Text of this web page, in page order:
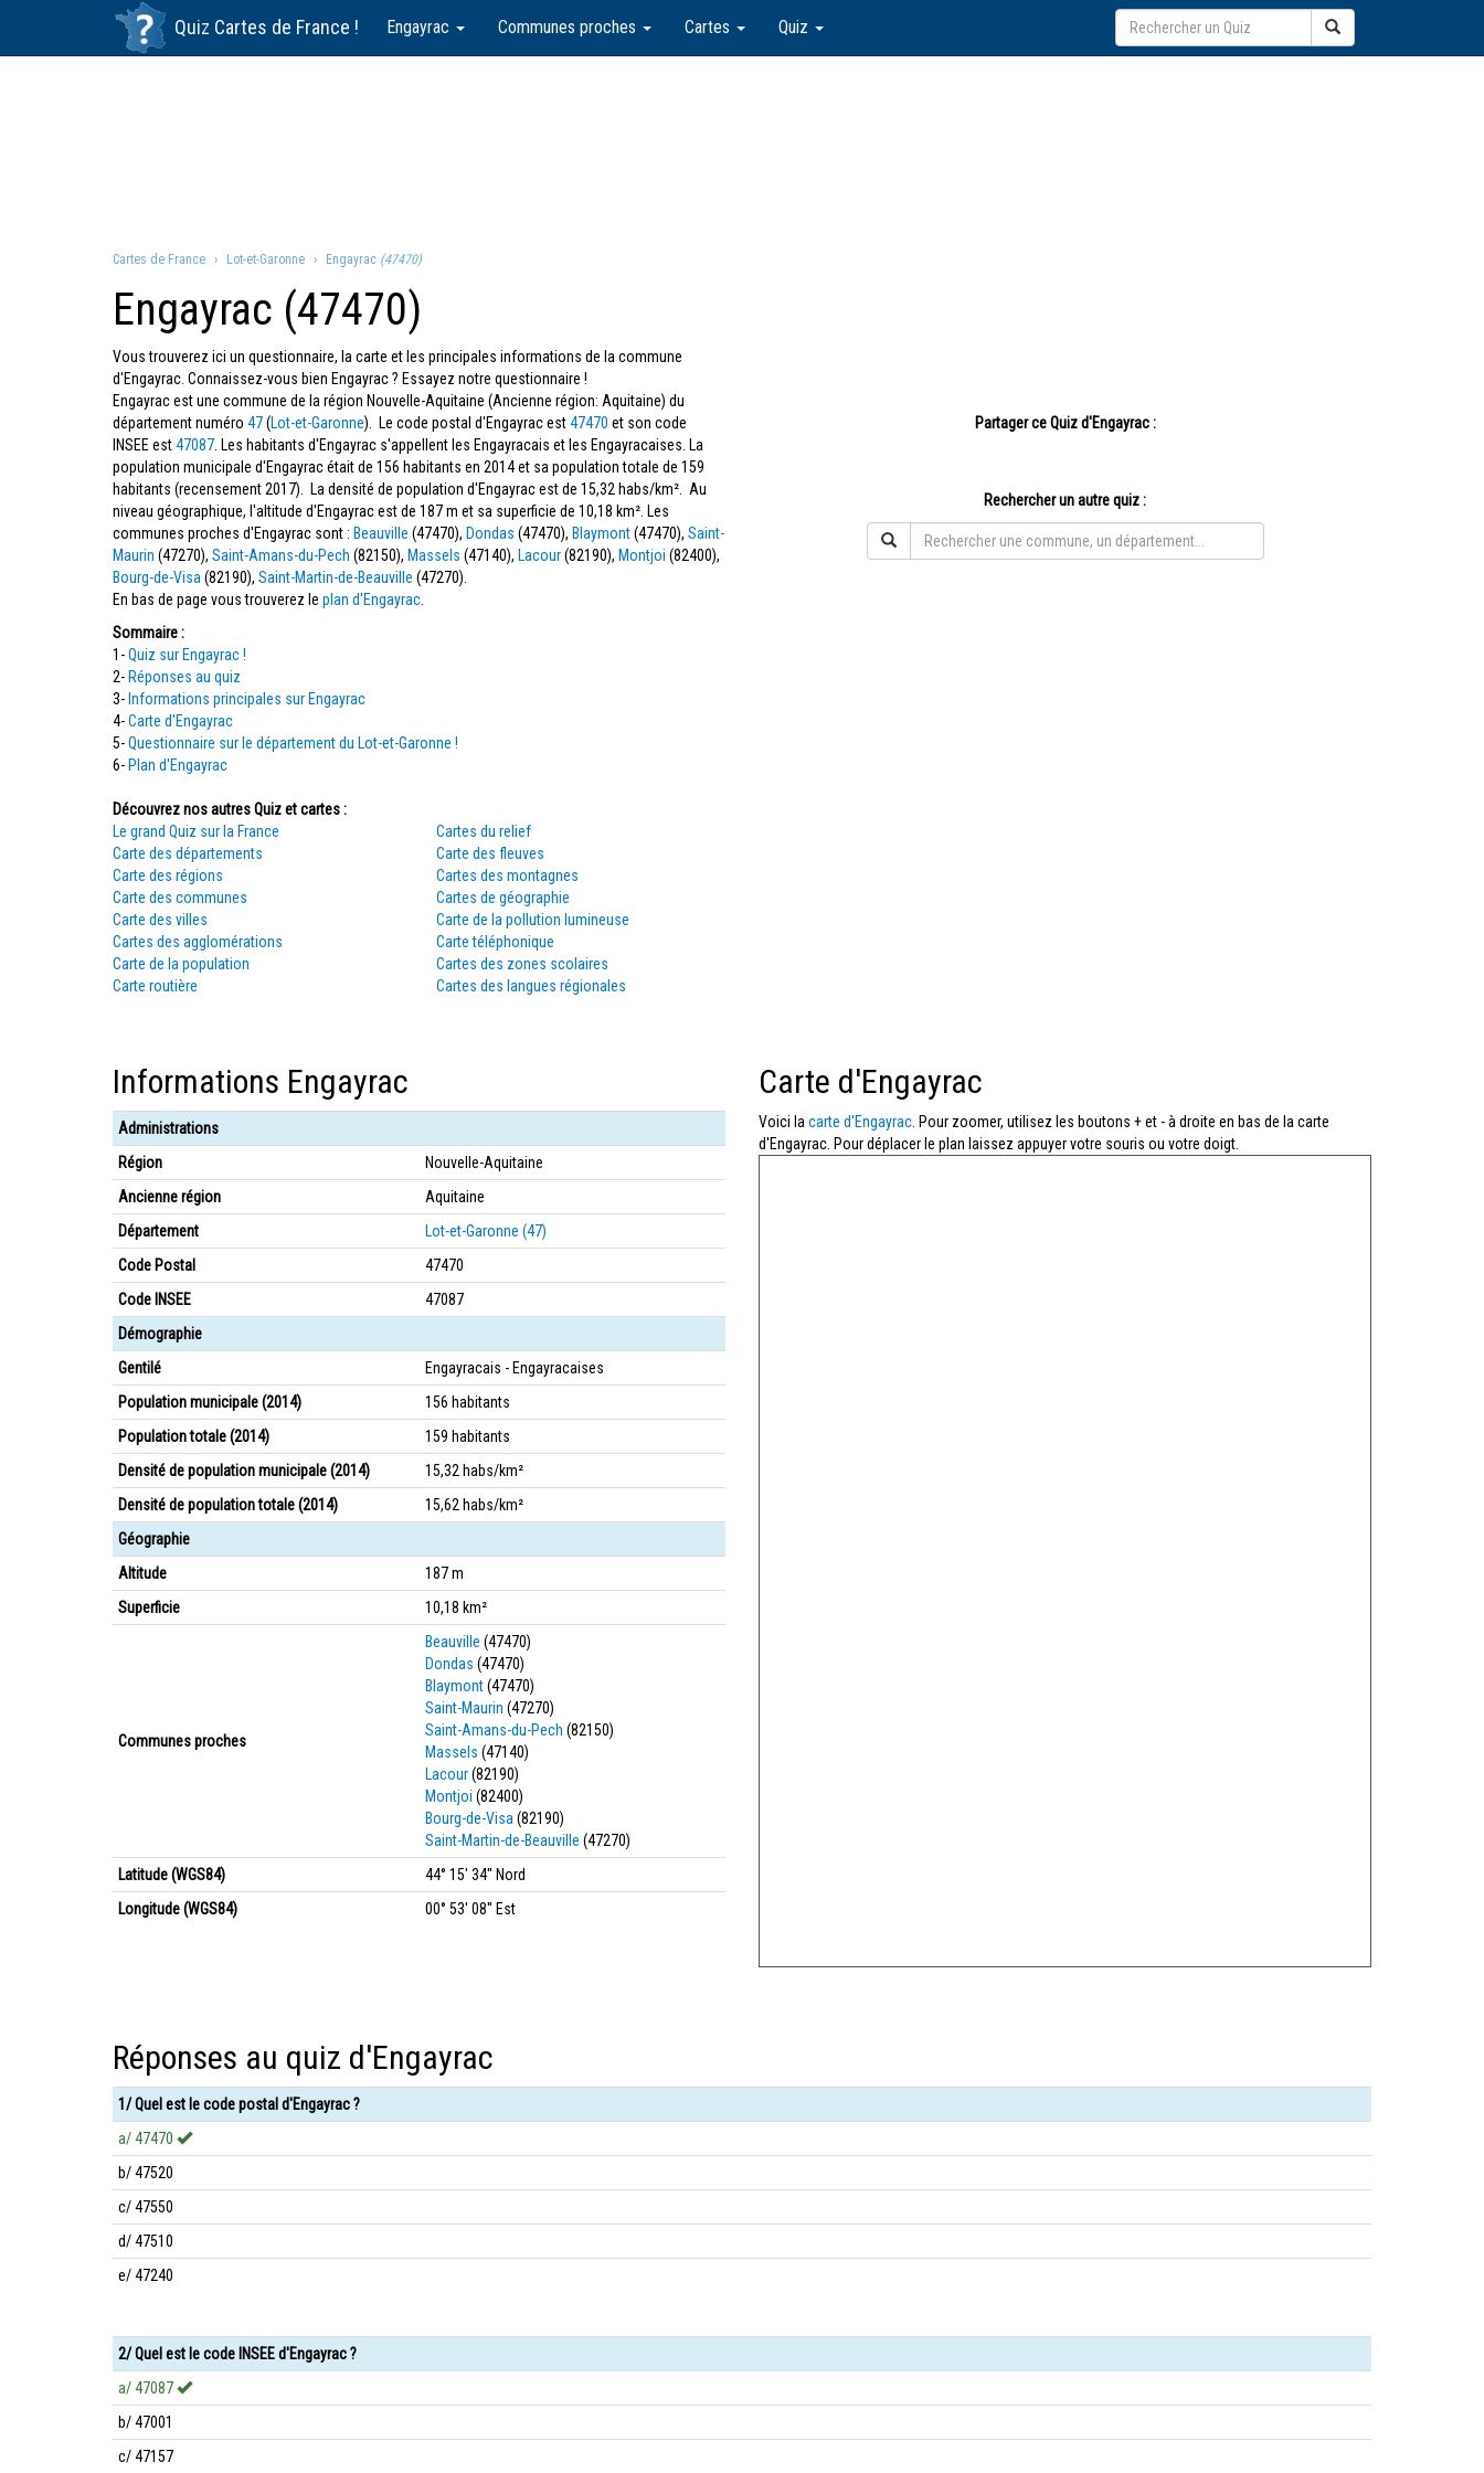
Quiz Cartes de France ! Engayrac Communes proches Cartes Quiz
Cartes de France Lot-et-Garonne Engayrac (47470)
Engayrac (47470)
Vous trouverez ici un questionnaire, la carte et les principales informations de la commune
d'Engayrac. Connaissez-vous bien Engayrac ? Essayez notre questionnaire !
Engayrac est une commune de la région Nouvelle-Aquitaine (Ancienne région: Aquitaine) du
département numéro 47(Lot-et-Garonne). Le code postal d'Engayrac est47470 et son code
INSEE est47087 . Les habitants d'Engayrac s'appellent les Engayracais et les Engayracaises. La
population municipale d'Engayrac était de 156 habitants en 2014 et sa population totale de 159
habitants (recensement 2017). La densité de population d'Engayrac est de 15,32 habs/km². Au
niveau géographique, l'altitude d'Engayrac est de 187 m et sa superficie de 10,18 km². Les
communes proches d'Engayrac sont : Beauville (47470), Dondas (47470), Blaymont(47470), Saint-
Maurin (47270), Saint-Amans-du-Pech (82150), Massels (47140), Lacour(82190), Montjoi (82400),
Bourg-de-Visa (82190), Saint-Martin-de-Beauville (47270).
En bas de page vous trouverez le plan d'Engayrac
Sommaire :
1-Quiz sur Engayrac !
2- Réponses au quiz
3- Informations principales sur Engayrac
4-Carte d'Engayrac
5-Questionnaire sur le département du Lot-et-Garonne !
6- Plan d'Engayrac
Découvrez nos autres Quiz et cartes :
Le grand Quiz sur la France
Carte des départements
Carte des régions
Carte des communes
Carte des villes
Cartes des agglomérations
Carte de la population
Carte routière
Cartes du relief
Carte des fleuves
Cartes des montagnes
Cartes de géographie
Carte de la pollution lumineuse
Carte téléphonique
Cartes des zones scolaires
Cartes des langues régionales
Partager ce Quiz d'Engayrac :
Rechercher un autre quiz :
Informations Engayrac
Administrations
Région
Nouvelle-Aquitaine
Ancienne région
Aquitaine
Département
Lot-et-Garonne (47)
Code Postal
47470
Code INSEE
47087
Démographie
Gentilé
Engayracais - Engayracaises
Population municipale (2014)
156 habitants
Population totale (2014)
159 habitants
Densité de population municipale (2014)
15,32 habs/km²
Densité de population totale (2014)
15,62 habs/km²
Géographie
Altitude
187 m
Superficie
10,18 km²
Communes proches
Beauville (47470)
Dondas (47470)
Blaymont(47470)
Saint-Maurin (47270)
Saint-Amans-du-Pech (82150)
Massels (47140)
Lacour(82190)
Montjoi (82400)
Bourg-de-Visa (82190)
Saint-Martin-de-Beauville (47270)
Latitude (WGS84)
44° 15' 34'' Nord
Longitude (WGS84)
00° 53' 08'' Est
Carte d'Engayrac
Voici la carte d'Engayrac . Pour zoomer, utilisez les boutons + et - à droite en bas de la carte
d'Engayrac. Pour déplacer le plan laissez appuyer votre souris ou votre doigt.
Réponses au quiz d'Engayrac
1/ Quel est le code postal d'Engayrac ?
a/ 47470
b/ 47520
c/ 47550
d/ 47510
e/ 47240
2/ Quel est le code INSEE d'Engayrac ?
a/ 47087
b/ 47001
c/ 47157